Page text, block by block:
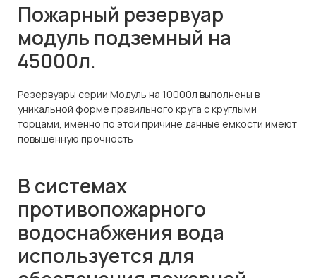
Пожарный резервуар
модуль подземный на
45000л.
Резервуары серии Модуль на 10000л выполнены в
уникальной форме правильного круга с круглыми
торцами, именно по этой причине данные емкости имеют
повышенную прочность
В системах
противопожарного
водоснабжения вода
используется для